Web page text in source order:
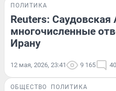
ПОЛИТИКА
Reuters: Саудовская
многочисленные
Ирану
12 мая, 2026, 23:41 9 165 40
ОБЩЕСТВО ПОЛИТИКА